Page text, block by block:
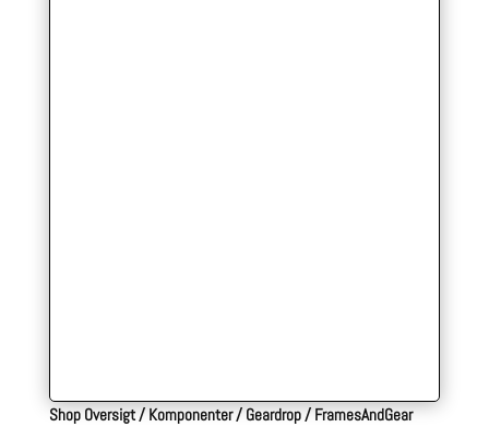
Shop Oversigt/Komponenter/Geardrop/FramesAndGear